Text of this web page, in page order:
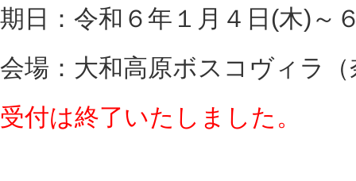
期日：令和６年１月４日(木)～
会場：大和高原ボスコヴィラ（
受付は終了いたしました。